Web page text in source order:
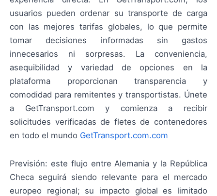
usuarios pueden ordenar su transporte de carga
con las mejores tarifas globales, lo que permite
tomar decisiones informadas sin gastos
innecesarios ni sorpresas. La conveniencia,
asequibilidad y variedad de opciones en la
plataforma proporcionan transparencia y
comodidad para remitentes y transportistas. Únete
a GetTransport.com y comienza a recibir
solicitudes verificadas de fletes de contenedores
en todo el mundo GetTransport.com.com
Previsión: este flujo entre Alemania y la República
Checa seguirá siendo relevante para el mercado
europeo regional; su impacto global es limitado